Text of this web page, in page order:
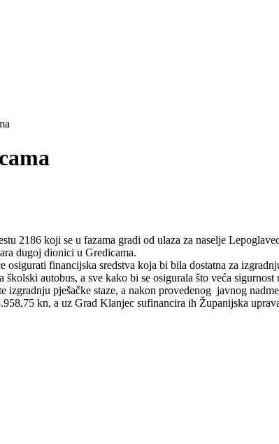
2186 koji se u fazama gradi od ulaza za naselje
dugoj dionici u Gredicama.
financijska sredstva koja bi bila dostatna za
autobus, a sve kako bi se osigurala što veća sigurnost
izgradnju pješačke staze, a nakon provedenog javnog
kn, a uz Grad Klanjec sufinancira ih Županijska